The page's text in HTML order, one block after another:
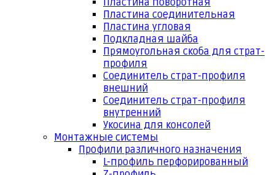
Пластина поворотная
Пластина соединительная
Пластина угловая
Подкладная шайба
Прямоугольная скоба для страт-
профиля
Соединитель страт-профиля
внешний
Соединитель страт-профиля
внутренний
Укосина для консолей
Монтажные системы
Профили различного назначения
L-профиль перфорированный